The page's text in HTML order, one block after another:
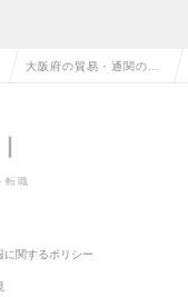
大阪府の貿易・通関の転
転職
に関するポリシー